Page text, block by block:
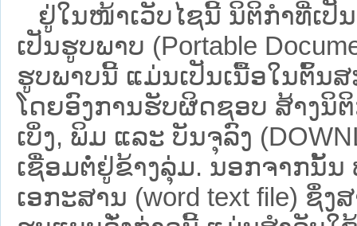
ຢູ່ໃນໜ້າ​ເວັບ​ໄຊ​ນີ້ ນິຕິກຳທີ່ເປັ
ເປັນຮູບພາບ (Portable
ຮູບພາບນີ້ ແມ່ນເປັນເນື້ອໃນຕົ້ນ
ໂດຍອົງການຮັບຜິດຊອບ ສ້າງນິ
ເບິ່ງ, ພິມ ແລະ ບັນຈຸລົງ
ເຊື່ອມຕໍ່ຢູ່ຂ້າງລຸ່ມ. ນອກຈາກນັ້ນ
ເອກະສານ (word text file) ຊຶ່